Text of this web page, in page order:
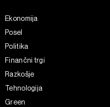
Ekonomija
Posel
Politika
Finančni trgi
Razkošje
Tehnologija
Green